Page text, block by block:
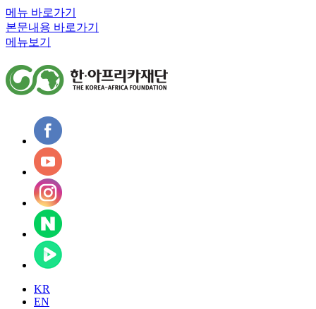
메뉴 바로가기
본문내용 바로가기
메뉴보기
KR
EN